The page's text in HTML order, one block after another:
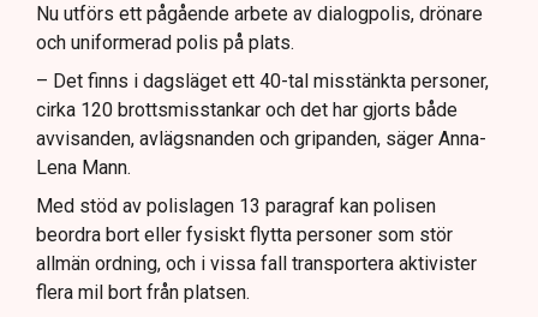
Nu utförs ett pågående arbete av dialogpolis, drönare
och uniformerad polis på plats.
– Det finns i dagsläget ett 40-tal misstänkta personer,
cirka 120 brottsmisstankar och det har gjorts både
avvisanden, avlägsnanden och gripanden, säger Anna-
Lena Mann.
Med stöd av polislagen 13 paragraf kan polisen
beordra bort eller fysiskt flytta personer som stör
allmän ordning, och i vissa fall transportera aktivister
flera mil bort från platsen.